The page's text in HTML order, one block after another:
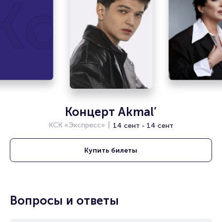
Концерт Akmal’
КСК «Экспресс» 14 сент - 14 сент
Купить билеты
Вопросы и ответы